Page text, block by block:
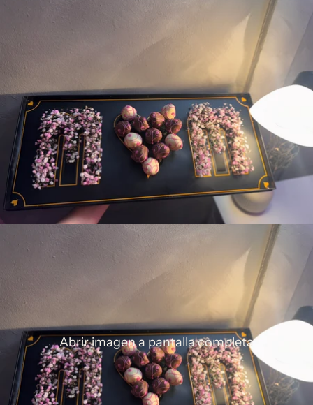
Abrir imagen a pantalla completa